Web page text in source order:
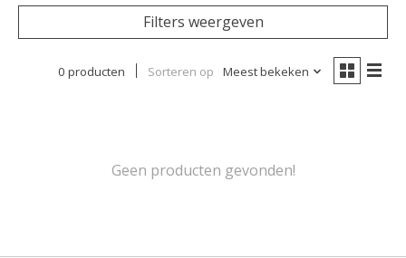
Filters weergeven
0 producten Sorteren op Meest bekeken
Geen producten gevonden!